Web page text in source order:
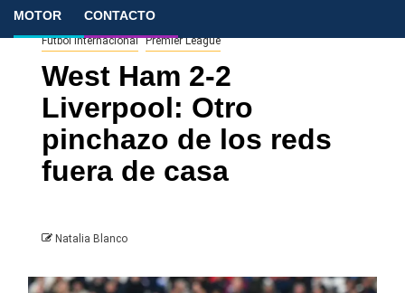
MOTOR CONTACTO
Fútbol Internacional Premier League
West Ham 2-2
Liverpool: Otro
pinchazo de los reds
fuera de casa
Natalia Blanco